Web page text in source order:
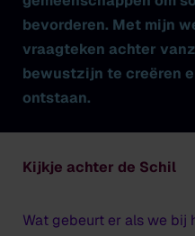
bevorderen. Met mijn
vraagteken achter
bewustzijn te creëren
ontstaan.
Kijkje achter de Schil
Wat gebeurt er als we bij